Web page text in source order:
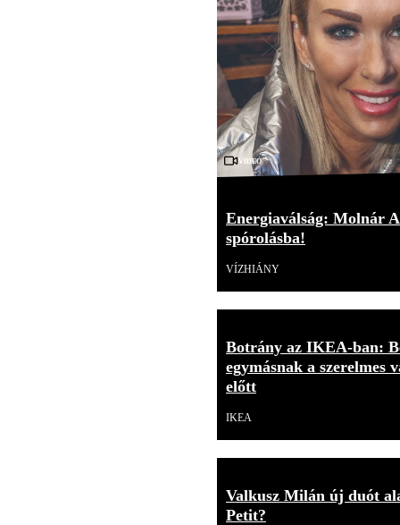
Videó
Energiaválság: Molnár
spórolásba!
VÍZHIÁNY
Botrány az IKEA-ban:
egymásnak a szerelmes
előtt
IKEA
Valkusz Milán új duót
Petit?